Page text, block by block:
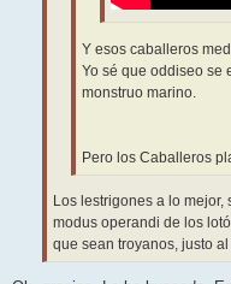
Y esos caballeros
Yo sé que oddiseo se
monstruo marino.
Pero los Caballeros
Los lestrigones a lo mejor,
modus operandi de los
que sean troyanos, justo